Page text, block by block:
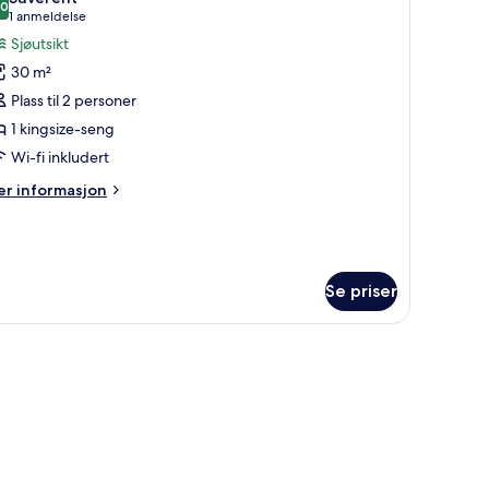
av 10
1 anmeldelse
(1
anmeldelse)
Sjøutsikt
30 m²
Plass til 2 personer
1 kingsize-seng
Wi-fi inkludert
informasjon
Se priser